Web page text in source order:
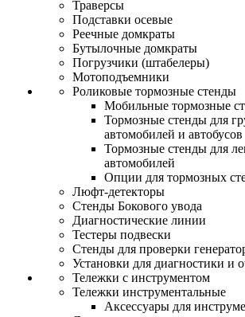
Траверсы
Подставки осевые
Реечные домкраты
Бутылочные домкраты
Погрузчики (штабелеры)
Мотоподъемники
Роликовые тормозные стенды
Мобильные тормозные
Тормозные стенды для
автомобилей и автобусов
Тормозные стенды для
автомобилей
Опции для тормозных
Люфт-детекторы
Стенды Бокового увода
Диагностические линии
Тестеры подвески
Стенды для проверки
Установки для диагностики и
Тележки с инструментом
Тележки инструментальные
Аксессуары для